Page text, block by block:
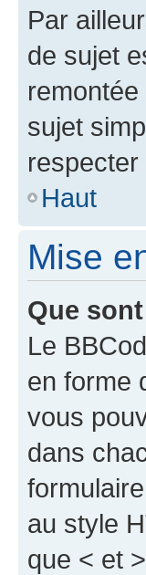
Par
de sujet
sujet
Haut
Mise
Que
Le
en forme
vous
dans
au style
que < et